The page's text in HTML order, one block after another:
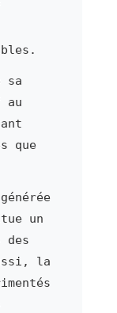
sa
que
un
des
la